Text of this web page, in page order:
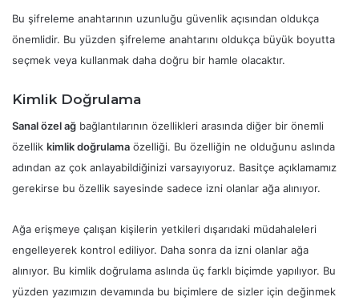
Bu şifreleme anahtarının uzunluğu güvenlik açısından oldukça
önemlidir. Bu yüzden şifreleme anahtarını oldukça büyük boyutta
seçmek veya kullanmak daha doğru bir hamle olacaktır.
Kimlik Doğrulama
Sanal özel ağ bağlantılarının özellikleri arasında diğer bir önemli
özellik kimlik doğrulama özelliği. Bu özelliğin ne olduğunu aslında
adından az çok anlayabildiğinizi varsayıyoruz. Basitçe açıklamamız
gerekirse bu özellik sayesinde sadece izni olanlar ağa alınıyor.
Ağa erişmeye çalışan kişilerin yetkileri dışarıdaki müdahaleleri
engelleyerek kontrol ediliyor. Daha sonra da izni olanlar ağa
alınıyor. Bu kimlik doğrulama aslında üç farklı biçimde yapılıyor. Bu
yüzden yazımızın devamında bu biçimlere de sizler için değinmek